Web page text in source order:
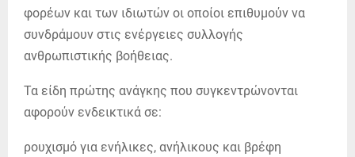
φορέων και των ιδιωτών οι οποίοι επιθυμούν να
συνδράμουν στις ενέργειες συλλογής
ανθρωπιστικής βοήθειας.
Τα είδη πρώτης ανάγκης που συγκεντρώνονται
αφορούν ενδεικτικά σε:
ρουχισμό για ενήλικες, ανήλικους και βρέφη